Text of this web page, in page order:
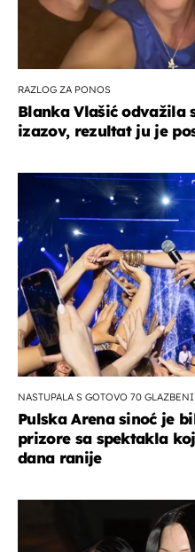
RAZLOG ZA PONOS
Blanka Vlašić odvažila
izazov, rezultat ju je
NASTUPALA S GOTOVO 70
Pulska Arena sinoć je
prizore sa spektakla
dana ranije